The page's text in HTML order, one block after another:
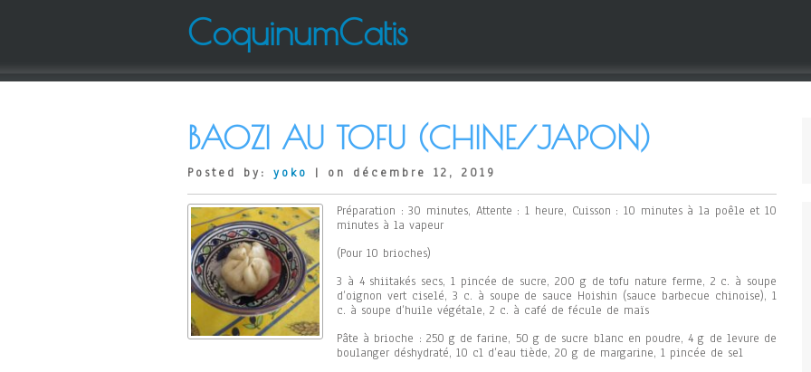
CoquinumCatis
BAOZI AU TOFU (CHINE/JAPON)
Posted by: yoko | on décembre 12, 2019
Préparation : 30 minutes, Attente : 1 heure, Cuisson : 10 minutes à la poêle et 10
minutes à la vapeur
(Pour 10 brioches)
3 à 4 shiitakés secs, 1 pincée de sucre, 200 g de tofu nature ferme, 2 c. à soupe
d’oignon vert ciselé, 3 c. à soupe de sauce Hoishin (sauce barbecue chinoise), 1
c. à soupe d’huile végétale, 2 c. à café de fécule de maïs
Pâte à brioche : 250 g de farine, 50 g de sucre blanc en poudre, 4 g de levure de
boulanger déshydraté, 10 cl d’eau tiède, 20 g de margarine, 1 pincée de sel